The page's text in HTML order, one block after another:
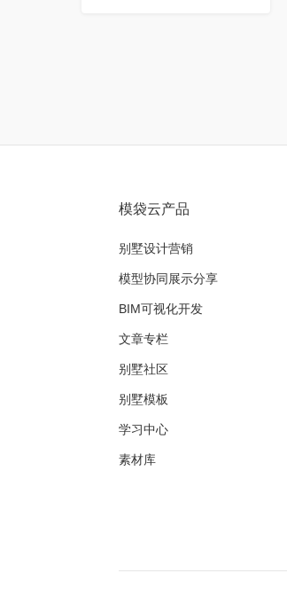
模袋云产品
别墅设计营销
模型协同展示分享
BIM可视化开发
文章专栏
别墅社区
别墅模板
学习中心
素材库